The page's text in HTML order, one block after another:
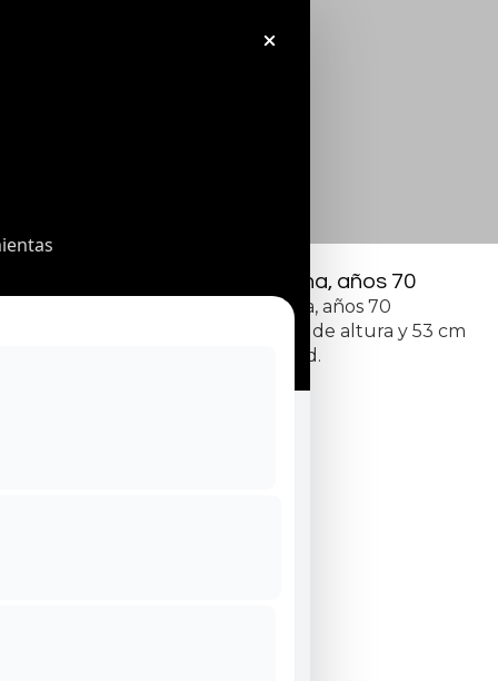
Lámpara blanca italiana, años 70
Lámpara blanca italiana, años 70
Medidas: 53 cm de largo, 57 cm de altura y 53 cm
de profundidad.